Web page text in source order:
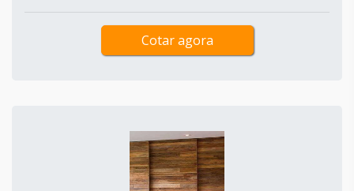
Cotar agora